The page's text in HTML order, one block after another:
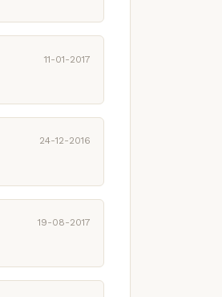
11-01-2017
24-12-2016
19-08-2017